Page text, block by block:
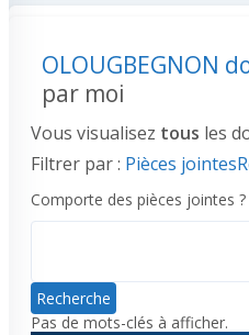
OLOUGBEGNON
par moi
Vous visualisez tous les
Filtrer par : Pièces jointes
Comporte des pièces jointes ?
Recherche
Pas de mots-clés à afficher.